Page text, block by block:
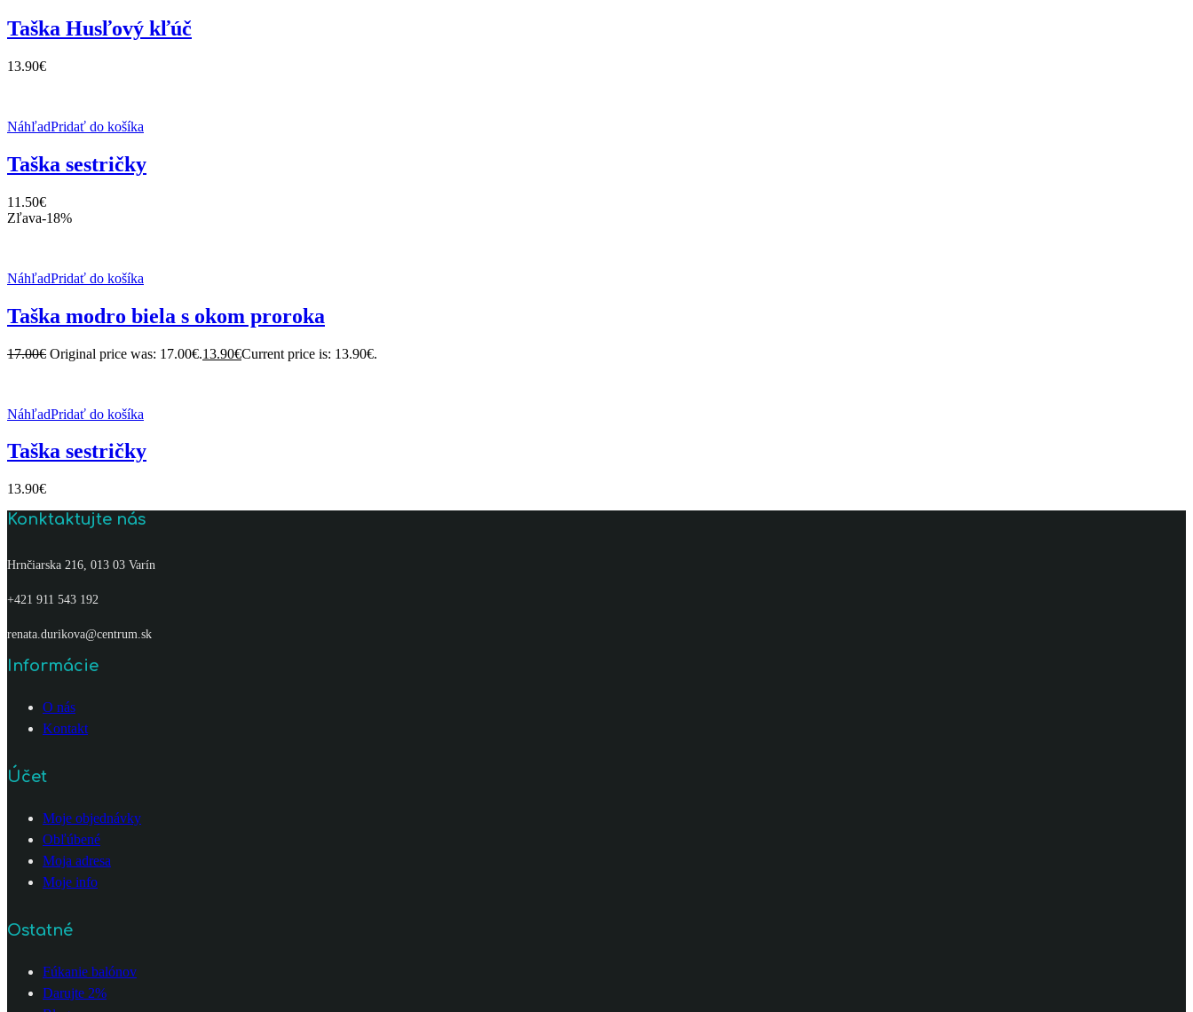
Taška Husľový kľúč
13.90€
NáhľadPridať do košíka
Taška sestričky
11.50€
Zľava-18%
NáhľadPridať do košíka
Taška modro biela s okom proroka
17.00€ Original price was: 17.00€.13.90€Current price is: 13.90€.
NáhľadPridať do košíka
Taška sestričky
13.90€
Konktaktujte nás
Hrnčiarska 216, 013 03 Varín
+421 911 543 192
renata.durikova@centrum.sk
Informácie
O nás
Kontakt
Účet
Moje objednávky
Obľúbené
Moja adresa
Moje info
Ostatné
Fúkanie balónov
Darujte 2%